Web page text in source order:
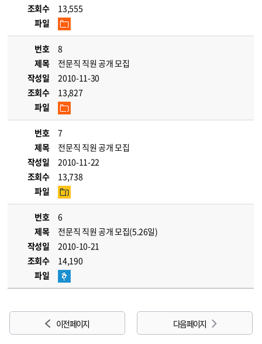
조회수
13,555
파일
번호
8
제목
전문직 직원 공개 모집
작성일
2010-11-30
조회수
13,827
파일
번호
7
제목
전문직 직원 공개 모집
작성일
2010-11-22
조회수
13,738
파일
번호
6
제목
전문직 직원 공개 모집(5.26일)
작성일
2010-10-21
조회수
14,190
파일
이전 페이지 다음 페이지